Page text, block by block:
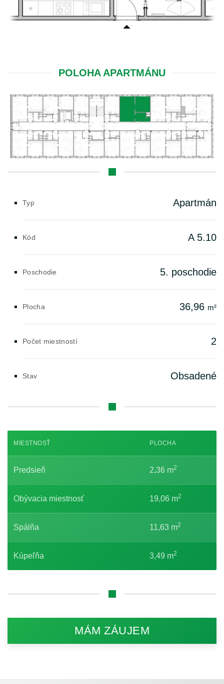
POLOHA APARTMÁNU
Typ Apartmán
Kód A 5.10
Poschodie 5. poschodie
Plocha 36,96 m²
Počet miestností 2
Stav Obsadené
MIESTNOSŤ PLOCHA
Predsieň 2,36 m2
Obývacia miestnosť 19,06 m2
Spálňa 11,63 m2
Kúpeľňa 3,49 m2
MÁM ZÁUJEM